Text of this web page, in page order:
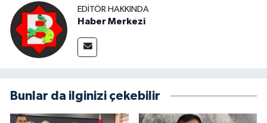
EDITÖR HAKKINDA
Haber Merkezi
Bunlar da ilginizi çekebilir